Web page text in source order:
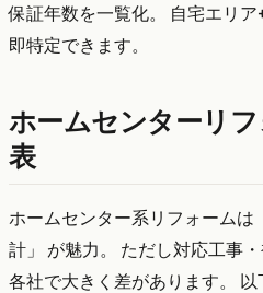
保証年数を一覧化。 自宅エリ
即特定できます。
ホームセンターリ
表
ホームセンター系リフォームは
計」 が魅力。 ただし対応工事
各社で大きく差があります。